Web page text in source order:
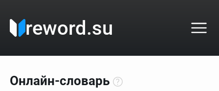
reword.su
Онлайн-словарь